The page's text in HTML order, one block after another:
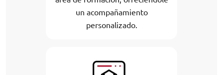
un acompañamiento
personalizado.